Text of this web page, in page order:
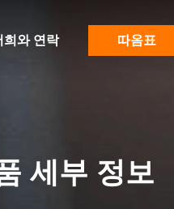
희와 연락 따옴표
세부 정보